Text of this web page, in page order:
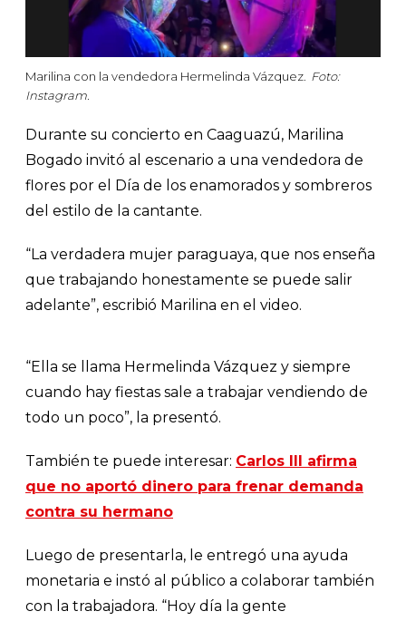
Marilina con la vendedora Hermelinda Vázquez.
Foto:
Instagram.
Durante su concierto en Caaguazú, Marilina
Bogado invitó al escenario a una vendedora de
flores por el Día de los enamorados y sombreros
del estilo de la cantante.
“La verdadera mujer paraguaya, que nos enseña
que trabajando honestamente se puede salir
adelante”, escribió Marilina en el video.
“Ella se llama Hermelinda Vázquez y siempre
cuando hay fiestas sale a trabajar vendiendo de
todo un poco”, la presentó.
También te puede interesar: Carlos III afirma
que no aportó dinero para frenar demanda
contra su hermano
Luego de presentarla, le entregó una ayuda
monetaria e instó al público a colaborar también
con la trabajadora. “Hoy día la gente